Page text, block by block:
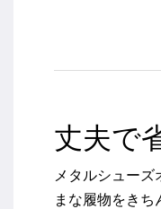
丈夫で
メタルシュー
まな履物をき